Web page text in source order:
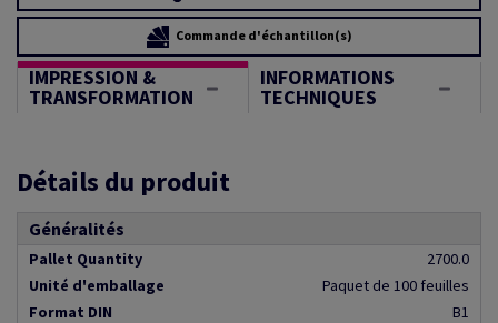
Commande d'échantillon(s)
IMPRESSION &
TRANSFORMATION
INFORMATIONS
TECHNIQUES
Détails du produit
Généralités
Pallet Quantity
2700.0
Unité d'emballage
Paquet de 100 feuilles
Format DIN
B1